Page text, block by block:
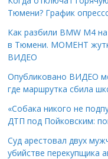
Тюмени? График
Как разбили BMW M4
в Тюмени. МОМЕНТ
ВИДЕО
Опубликовано ВИДЕО
где маршрутка сбила
«Собака никого не
ДТП под Пойковским:
Суд арестовал двух
убийстве перекупщика